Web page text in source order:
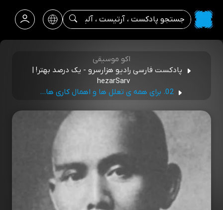
اکو موسیقی
پادکست فارسی رادیو هزارسرو - یک درصد بهتر! |
hezarSarv
02. برای همه ی تعلل ها و اهمال کاری ها...